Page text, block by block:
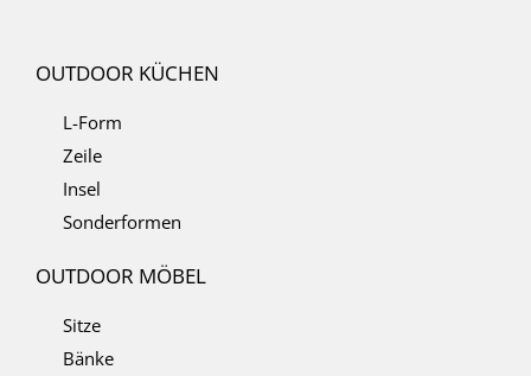
OUTDOOR KÜCHEN
L-Form
Zeile
Insel
Sonderformen
OUTDOOR MÖBEL
Sitze
Bänke